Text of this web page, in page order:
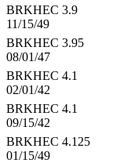
BRKHEC 3.9
11/15/49
BRKHEC 3.95
08/01/47
BRKHEC 4.1
02/01/42
BRKHEC 4.1
09/15/42
BRKHEC 4.125
01/15/49